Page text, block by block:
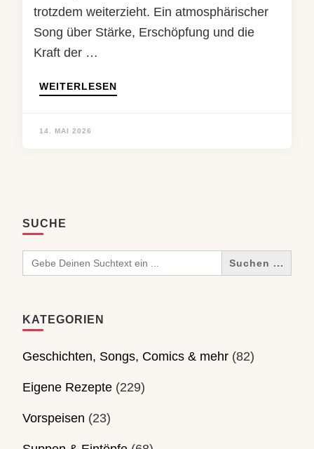
trotzdem weiterzieht. Ein atmosphärischer
Song über Stärke, Erschöpfung und die
Kraft der …
WEITERLESEN
14. MAI 2026
SUCHE
Search
for:
KATEGORIEN
Geschichten, Songs, Comics & mehr (82)
Eigene Rezepte (229)
Vorspeisen (23)